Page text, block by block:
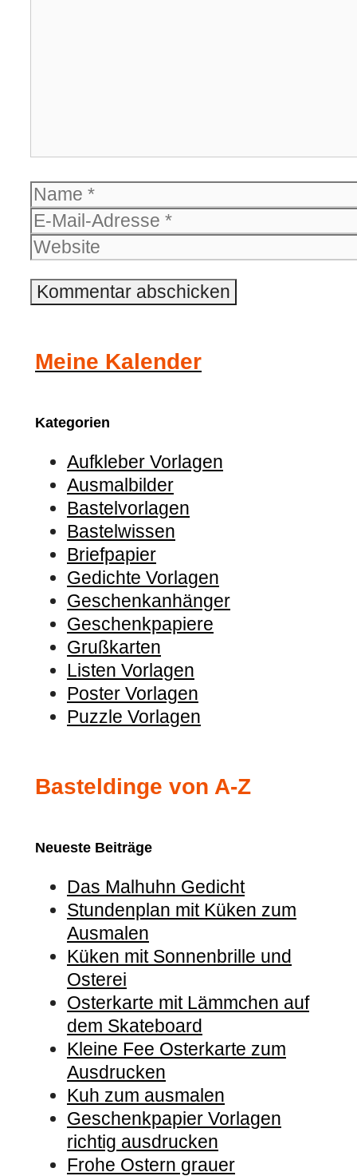
Name
E-
Mail-
Adresse
Website
Meine Kalender
Kategorien
Aufkleber Vorlagen
Ausmalbilder
Bastelvorlagen
Bastelwissen
Briefpapier
Gedichte Vorlagen
Geschenkanhänger
Geschenkpapiere
Grußkarten
Listen Vorlagen
Poster Vorlagen
Puzzle Vorlagen
Basteldinge von A-Z
Neueste Beiträge
Das Malhuhn Gedicht
Stundenplan mit Küken zum
Ausmalen
Küken mit Sonnenbrille und
Osterei
Osterkarte mit Lämmchen auf
dem Skateboard
Kleine Fee Osterkarte zum
Ausdrucken
Kuh zum ausmalen
Geschenkpapier Vorlagen
richtig ausdrucken
Frohe Ostern grauer